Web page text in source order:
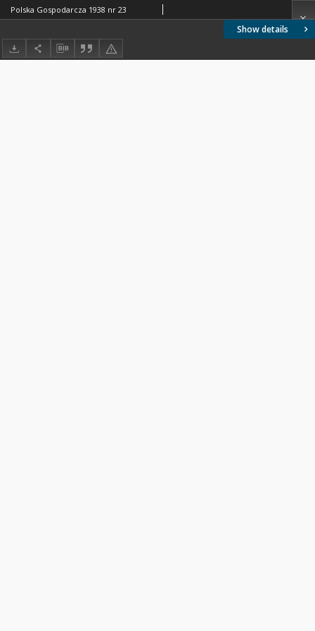
Show details
Polska Gospodarcza 1938 nr 23